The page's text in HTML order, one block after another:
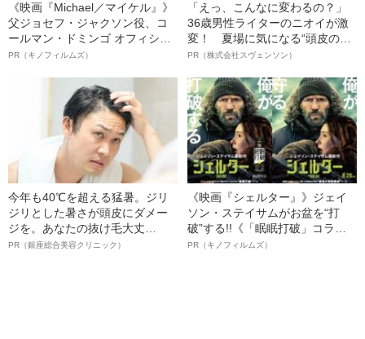
《映画『Michael／マイケル』》
父ジョセフ・ジャクソン役、コ
ールマン・ドミンゴ オフィシャ
ルインタビュー“観客を魅了した
語る”《日本興収70億円突破》
PR（キノフィルムズ）
「えっ、こんなに変わるの？」
36歳男性ライターのニオイが激
変！ 夏場に気になる“頭皮のニ
オイ”や“ベタつき”を解消す
ト”が生み出した徹底ケアとは
PR（株式会社スヴェンソン）
今年も40℃を超える猛暑。ジリ
ジリとした暑さが頭皮にダメー
ジを。あなたの抜け毛大丈
夫！？
PR（銀座総合美容クリニック）
《映画『シェルター』》ジェイ
ソン・ステイサムがお盆を“打
破”する!!《「眠眠打破」コラ
ボ》
PR（キノフィルムズ）